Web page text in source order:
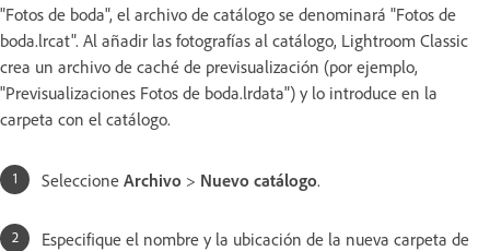
"Fotos de boda", el archivo de catálogo se denominará "Fotos de
boda.lrcat". Al añadir las fotografías al catálogo, Lightroom Classic
crea un archivo de caché de previsualización (por ejemplo,
"Previsualizaciones Fotos de boda.lrdata") y lo introduce en la
carpeta con el catálogo.
Seleccione Archivo > Nuevo catálogo.
Especifique el nombre y la ubicación de la nueva carpeta de